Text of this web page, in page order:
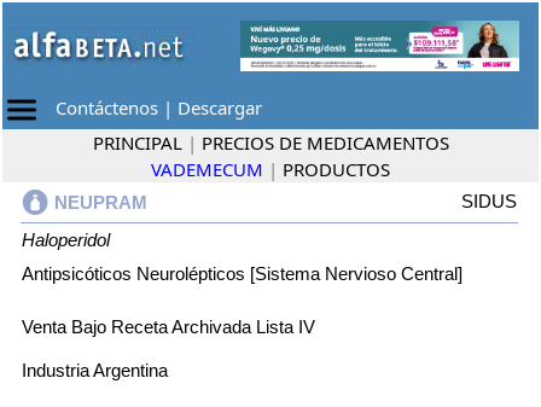
Contáctenos | Descargar
PRINCIPAL | PRECIOS DE MEDICAMENTOS
VADEMECUM | PRODUCTOS
NEUPRAM
SIDUS
Haloperidol
Antipsicóticos Neurolépticos [Sistema Nervioso Central]
Venta Bajo Receta Archivada Lista IV
Industria Argentina